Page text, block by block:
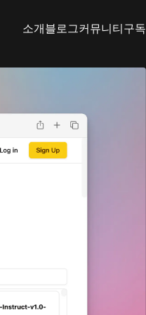
소개블로그커뮤니티구독